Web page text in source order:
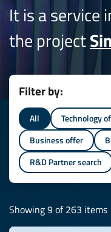
It is a service
the project
Filter by:
All Technology
Business offer
R&D Partner search
Showing 9 of 263 items